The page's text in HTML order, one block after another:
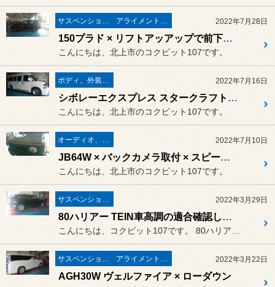
サスペンション関係 アライメント調整 2022年7月28日
150プラド × リフトアッアップで前下がり解消！
こんにちは、北上市のコクピット107です。
ボディ、外装関連 2022年7月16日
シボレーエクスプレス スタークラフト × ヒッチメンバー 取付
こんにちは、北上市のコクピット107です。
オーディオ、ナビ取り付け 2022年7月10日
JB64W × バックカメラ取付 × スピーカー交換
こんにちは、北上市のコクピット107です。
サスペンション関係 2022年3月29日
80ハリアー TEIN車高調の適合確認してみた。
サスペンション関係 アライメント調整 2022年3月22日
AGH30W ヴェルファイア × ローダウン